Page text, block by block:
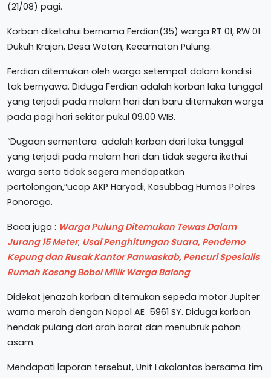
(21/08) pagi.
Korban diketahui bernama Ferdian(35) warga RT 01, RW 01
Dukuh Krajan, Desa Wotan, Kecamatan Pulung.
Ferdian ditemukan oleh warga setempat dalam kondisi
tak bernyawa. Diduga Ferdian adalah korban laka tunggal
yang terjadi pada malam hari dan baru ditemukan warga
pada pagi hari sekitar pukul 09.00 WIB.
“Dugaan sementara adalah korban dari laka tunggal
yang terjadi pada malam hari dan tidak segera ikethui
warga serta tidak segera mendapatkan
pertolongan,”ucap AKP Haryadi, Kasubbag Humas Polres
Ponorogo.
Baca juga : Warga Pulung Ditemukan Tewas Dalam
Jurang 15 Meter, Usai Penghitungan Suara, Pendemo
Kepung dan Rusak Kantor Panwaskab, Pencuri Spesialis
Rumah Kosong Bobol Milik Warga Balong
Didekat jenazah korban ditemukan sepeda motor Jupiter
warna merah dengan Nopol AE 5961 SY. Diduga korban
hendak pulang dari arah barat dan menubruk pohon
asam.
Mendapati laporan tersebut, Unit Lakalantas bersama tim